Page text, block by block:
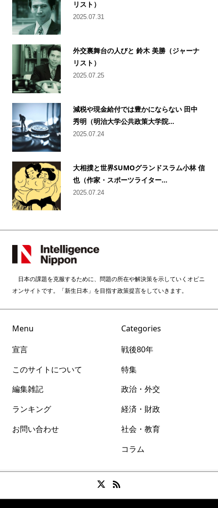
リスト）
2025.07.31
外交裏舞台の人びと 鈴木 美勝（ジャーナ
リスト）
2025.07.25
減税や現金給付では豊かにならない 田中
秀明（明治大学公共政策大学院...
2025.07.24
大相撲と世界SUMOグランドスラム小林 信
也（作家・スポーツライター...
2025.07.24
日本の課題を克服するために、問題の所在や解決策を示していくオピニ
オンサイトです。「新生日本」を目指す政策提言をしていきます。
Menu
宣言
このサイトについて
編集雑記
ランキング
お問い合わせ
Categories
戦後80年
特集
政治・外交
経済・財政
社会・教育
コラム